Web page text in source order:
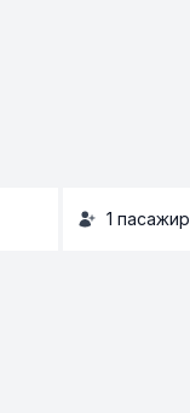
1 пасажир